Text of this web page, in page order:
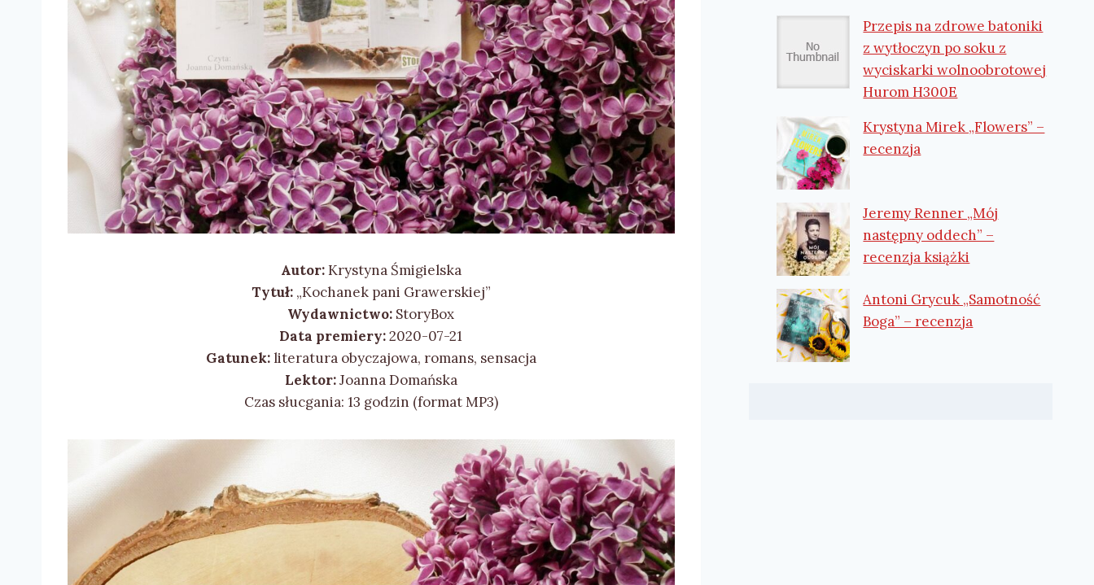
Autor:Krystyna Śmigielska
Tytuł:„Kochanek pani Grawerskiej”
Wydawnictwo: StoryBox
Data premiery:2020-07-21
Gatunek:literatura obyczajowa, romans, sensacja
Lektor:Joanna Domańska
Czas słucgania: 13 godzin (format MP3)
Przepis na zdrowe batoniki
z wytłoczyn po soku z
wyciskarki wolnoobrotowej
Hurom H300E
Krystyna Mirek „Flowers” –
recenzja
Jeremy Renner „Mój
następny oddech” –
recenzja książki
Antoni Grycuk „Samotność
Boga” – recenzja